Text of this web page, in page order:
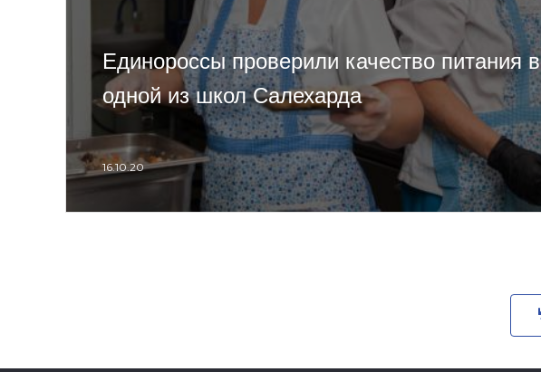
Единороссы проверили качество питания в
одной из школ Салехарда
16.10.20